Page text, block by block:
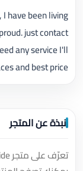
have been living
just contact
any service I'll
and best price.
نبذة عن المتجر